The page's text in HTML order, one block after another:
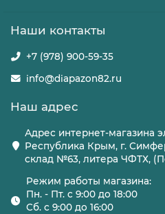
Наши контакты
+7 (978) 900-59-35
info@diapazon82.ru
Наш адрес
Адрес интернет-магазина
Республика Крым, г.
склад №63, литера ЧФТХ,
Режим работы магазина:
Пн. - Пт. с 9:00 до 18:00
Сб. с 9:00 до 16:00